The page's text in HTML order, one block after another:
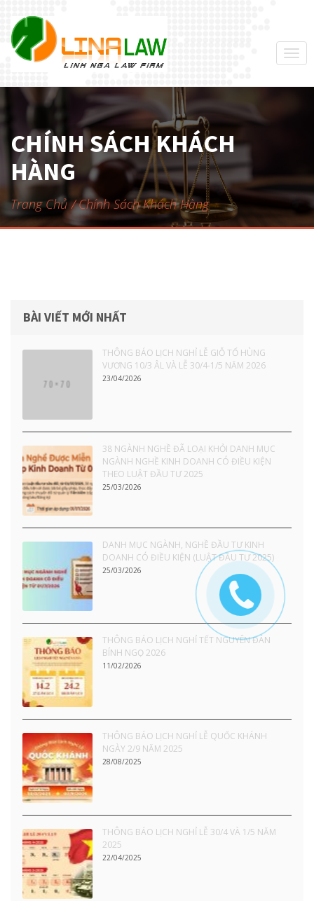
CHÍNH SÁCH KHÁCH
HÀNG
Trang Chủ Chính Sách Khách Hàng
BÀI VIẾT MỚI NHẤT
THÔNG BÁO LỊCH NGHỈ LỄ GIỖ TỔ HÙNG
VƯƠNG 10/3 ÂL VÀ LỄ 30/4-1/5 NĂM 2026
23/04/2026
38 NGÀNH NGHỀ ĐÃ LOẠI KHỎI DANH MỤC
NGÀNH NGHỀ KINH DOANH CÓ ĐIỀU KIỆN
THEO LUẬT ĐẦU TƯ 2025
25/03/2026
DANH MỤC NGÀNH, NGHỀ ĐẦU TƯ KINH
DOANH CÓ ĐIỀU KIỆN (LUẬT ĐẦU TƯ 2025)
25/03/2026
THÔNG BÁO LỊCH NGHỈ TẾT NGUYÊN ĐÁN
BÍNH NGỌ 2026
11/02/2026
THÔNG BÁO LỊCH NGHỈ LỄ QUỐC KHÁNH
NGÀY 2/9 NĂM 2025
28/08/2025
THÔNG BÁO LỊCH NGHỈ LỄ 30/4 VÀ 1/5 NĂM
2025
22/04/2025